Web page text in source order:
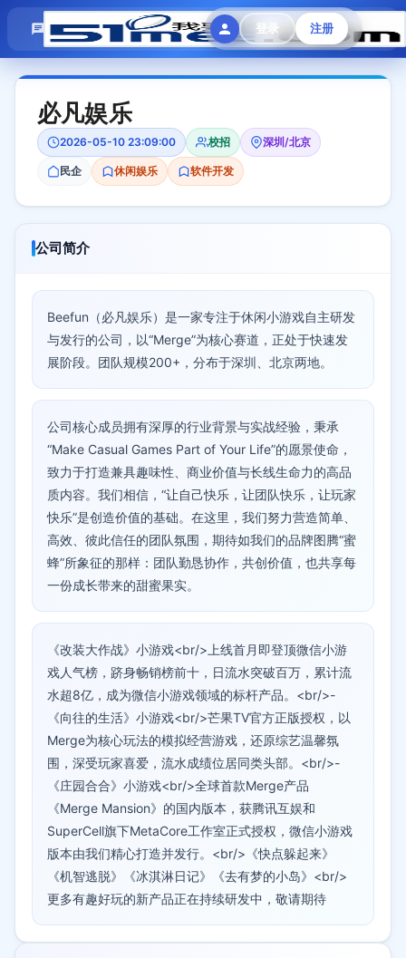
登录 注册
模拟面试 题目大全 招聘中心 会员专区
必凡娱乐
2026-05-10 23:09:00 校招 深圳/北京
民企 休闲娱乐 软件开发
公司简介
Beefun（必凡娱乐）是一家专注于休闲小游戏自主研发
与发行的公司，以“Merge”为核心赛道，正处于快速发
展阶段。团队规模200+，分布于深圳、北京两地。
公司核心成员拥有深厚的行业背景与实战经验，秉承
“Make Casual Games Part of Your Life”的愿景使命，
致力于打造兼具趣味性、商业价值与长线生命力的高品
质内容。我们相信，“让自己快乐，让团队快乐，让玩家
快乐”是创造价值的基础。在这里，我们努力营造简单、
高效、彼此信任的团队氛围，期待如我们的品牌图腾“蜜
蜂”所象征的那样：团队勤恳协作，共创价值，也共享每
一份成长带来的甜蜜果实。
《改装大作战》小游戏<br/>上线首月即登顶微信小游
戏人气榜，跻身畅销榜前十，日流水突破百万，累计流
水超8亿，成为微信小游戏领域的标杆产品。<br/>-
《向往的生活》小游戏<br/>芒果TV官方正版授权，以
Merge为核心玩法的模拟经营游戏，还原综艺温馨氛
围，深受玩家喜爱，流水成绩位居同类头部。<br/>-
《庄园合合》小游戏<br/>全球首款Merge产品
《Merge Mansion》的国内版本，获腾讯互娱和
SuperCell旗下MetaCore工作室正式授权，微信小游戏
版本由我们精心打造并发行。<br/>《快点躲起来》
《机智逃脱》《冰淇淋日记》《去有梦的小岛》<br/>
更多有趣好玩的新产品正在持续研发中，敬请期待